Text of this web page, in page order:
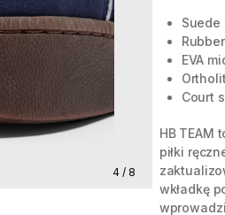
4 / 8
Suede
EVA
Court
HB TEAM
piłki
wkładkę